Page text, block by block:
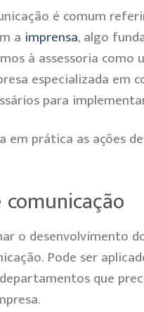
é comum
a imprensa, algo
à assessoria como
especializada em
para
em prática as ações
o desenvolvimento
Pode ser
que